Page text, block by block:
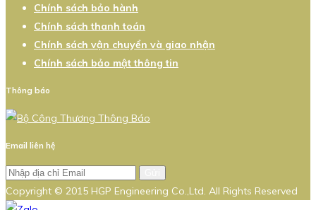
Chính sách bảo hành
Chính sách thanh toán
Chính sách vận chuyển và giao nhận
Chính sách bảo mật thông tin
Thông báo
Email liên hệ
Copyright © 2015 HGP Engineering Co.,Ltd. All Rights Reserved